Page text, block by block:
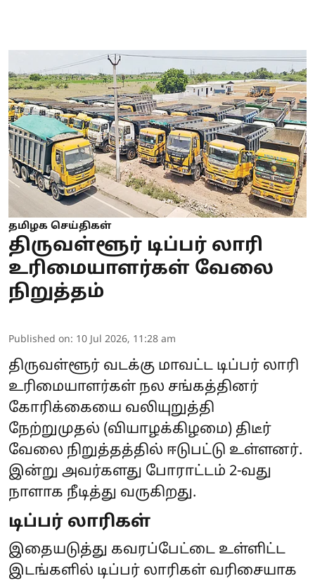
தமிழக செய்திகள்
திருவள்ளூர் டிப்பர் லாரி
உரிமையாளர்கள் வேலை
நிறுத்தம்
Published on: 10 Jul 2026, 11:28 am
திருவள்ளூர் வடக்கு மாவட்ட டிப்பர் லாரி
உரிமையாளர்கள் நல சங்கத்தினர்
கோரிக்கையை வலியுறுத்தி
நேற்றுமுதல் (வியாழக்கிழமை) திடீர்
வேலை நிறுத்தத்தில் ஈடுபட்டு உள்ளனர்.
இன்று அவர்களது போராட்டம் 2-வது
நாளாக நீடித்து வருகிறது.
டிப்பர் லாரிகள்
இதையடுத்து கவரப்பேட்டை உள்ளிட்ட
இடங்களில் டிப்பர் லாரிகள் வரிசையாக